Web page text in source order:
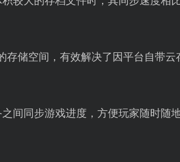
存储空间，有效解决了因平台自带
间同步游戏进度，方便玩家随时随